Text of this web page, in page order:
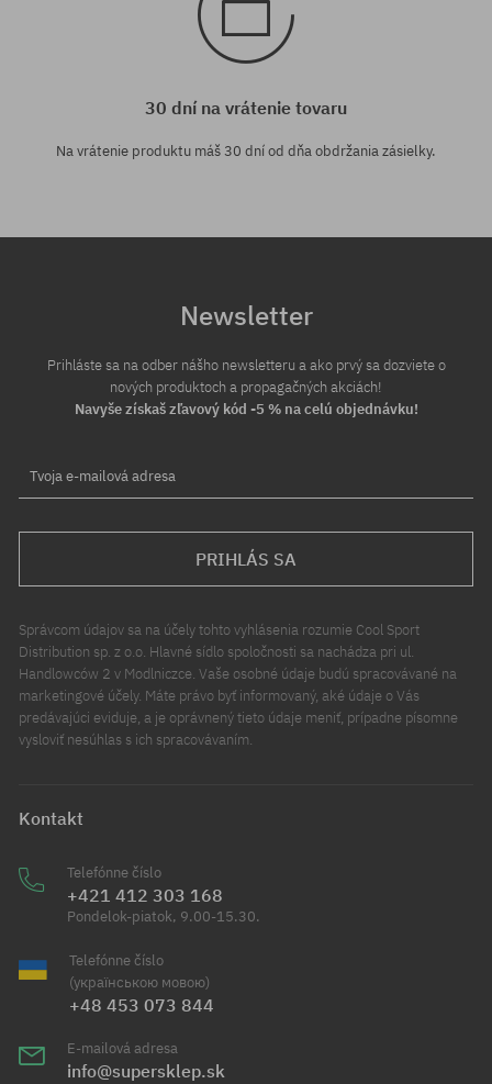
30 dní na vrátenie tovaru
Na vrátenie produktu máš 30 dní od dňa obdržania zásielky.
Newsletter
Prihláste sa na odber nášho newsletteru a ako prvý sa dozviete o
nových produktoch a propagačných akciách!
Navyše získaš zľavový kód -5 % na celú objednávku!
Tvoja e-mailová adresa
PRIHLÁS SA
Správcom údajov sa na účely tohto vyhlásenia rozumie Cool Sport
Distribution sp. z o.o. Hlavné sídlo spoločnosti sa nachádza pri ul.
Handlowców 2 v Modlniczce. Vaše osobné údaje budú spracovávané na
marketingové účely. Máte právo byť informovaný, aké údaje o Vás
predávajúci eviduje, a je oprávnený tieto údaje meniť, prípadne písomne
vysloviť nesúhlas s ich spracovávaním.
Kontakt
Telefónne číslo
+421 412 303 168
Pondelok-piatok, 9.00-15.30.
Telefónne číslo
(українською мовою)
+48 453 073 844
E-mailová adresa
info@supersklep.sk